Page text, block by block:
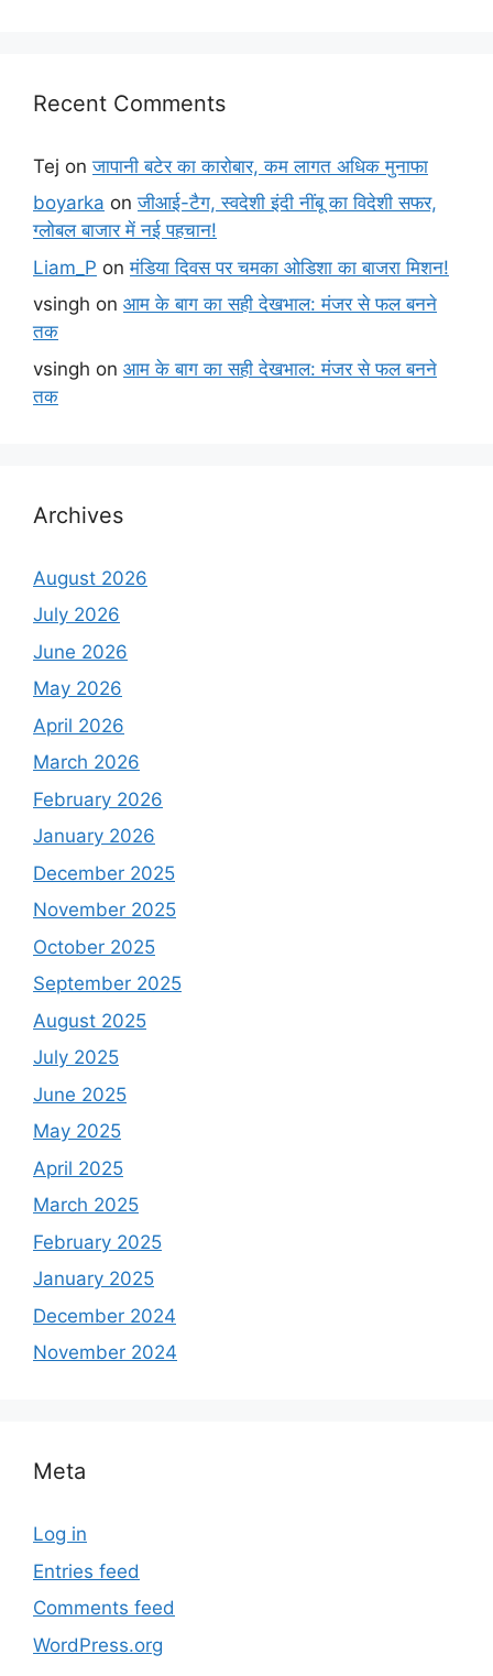
Recent Comments
Tej onजापानी बटेर का कारोबार, कम लागत अधिक मुनाफा
boyarka onजीआई-टैग, स्वदेशी इंदी नींबू का विदेशी सफर,
ग्लोबल बाजार में नई पहचान!
Liam_P onमंडिया दिवस पर चमका ओडिशा का बाजरा मिशन!
vsingh on आम के बाग का सही देखभाल: मंजर से फल बनने
तक
vsingh on आम के बाग का सही देखभाल: मंजर से फल बनने
तक
Archives
August 2026
July 2026
June 2026
May 2026
April 2026
March 2026
February 2026
January 2026
December 2025
November 2025
October 2025
September 2025
August 2025
July 2025
June 2025
May 2025
April 2025
March 2025
February 2025
January 2025
December 2024
November 2024
Meta
Log in
Entries feed
Comments feed
WordPress.org